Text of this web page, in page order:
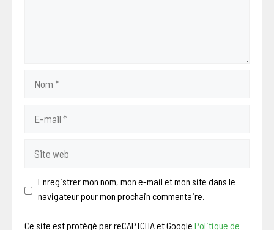
mail
web
Enregistrer mon nom, mon e-mail et mon site dans le
navigateur pour mon prochain commentaire.
Ce site est protégé par reCAPTCHA et Google Politique de